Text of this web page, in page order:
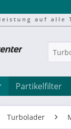
auf alle
Partikelfilter
Turbolader